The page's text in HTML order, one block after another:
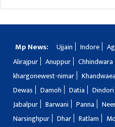
Mp News: Ujjain Indore
Alirajpur
Anuppur Chhindwara
khargonewest-nimar
Dewas
Damoh Datia Dindori
Jabalpur
Barwani Panna
Narsinghpur
Dhar Ratlam